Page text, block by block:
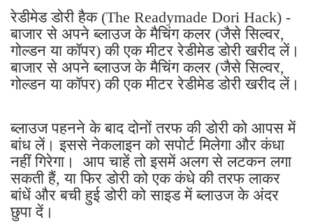
रेडीमेड डोरी हैक (The Readymade Dori Hack) -
बाजार से अपने ब्लाउज के मैचिंग कलर (जैसे सिल्वर,
गोल्डन या कॉपर) की एक मीटर रेडीमेड डोरी खरीद लें।
बाजार से अपने ब्लाउज के मैचिंग कलर (जैसे सिल्वर,
गोल्डन या कॉपर) की एक मीटर रेडीमेड डोरी खरीद लें।
ब्लाउज पहनने के बाद दोनों तरफ की डोरी को आपस में
बांध लें। इससे नेकलाइन को सपोर्ट मिलेगा और कंधा
नहीं गिरेगा। आप चाहें तो इसमें अलग से लटकन लगा
सकती हैं, या फिर डोरी को एक कंधे की तरफ लाकर
बांधें और बची हुई डोरी को साइड में ब्लाउज के अंदर
छुपा दें।